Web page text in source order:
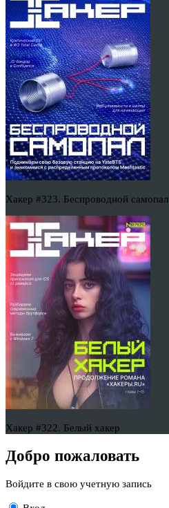
Хакер #323. Беспроводной самопал
Хакер #322. Белый хакер
Добро пожаловать
Войдите в свою учетную запись